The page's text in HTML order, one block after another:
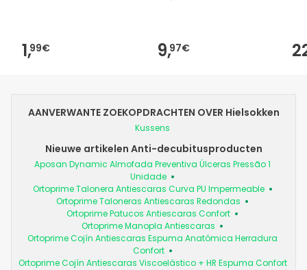
1,99€ 9,97€
AANVERWANTE ZOEKOPDRACHTEN OVER Hielsokken
Kussens
Nieuwe artikelen Anti-decubitusproducten
Aposan Dynamic Almofada Preventiva Úlceras Pressão 1
Unidade
Ortoprime Talonera Antiescaras Curva PU Impermeable
Ortoprime Taloneras Antiescaras Redondas
Ortoprime Patucos Antiescaras Confort
Ortoprime Manopla Antiescaras
Ortoprime Cojín Antiescaras Espuma Anatómica Herradura
Confort
Ortoprime Cojín Antiescaras Viscoelástico + HR Espuma Confort